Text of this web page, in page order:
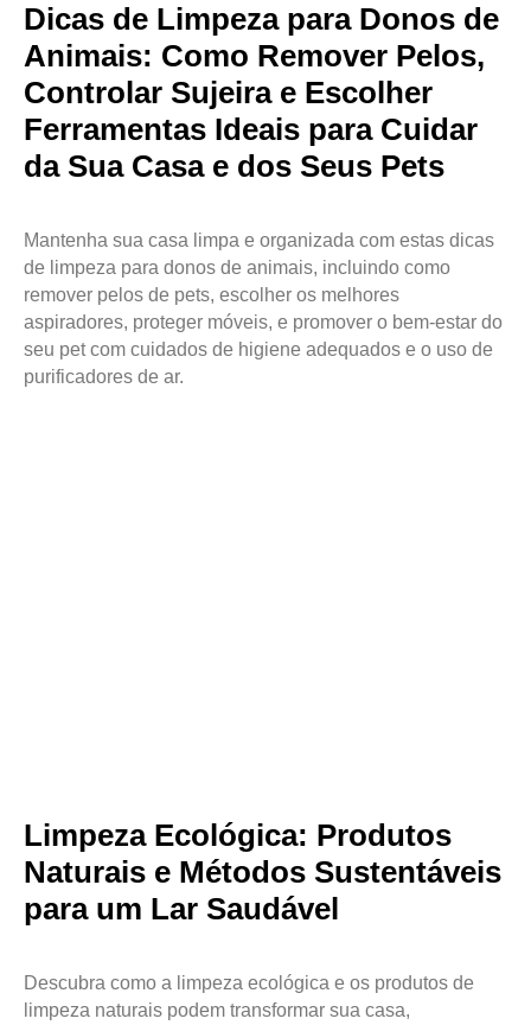
Dicas de Limpeza para Donos de
Animais: Como Remover Pelos,
Controlar Sujeira e Escolher
Ferramentas Ideais para Cuidar
da Sua Casa e dos Seus Pets
Mantenha sua casa limpa e organizada com estas dicas
de limpeza para donos de animais, incluindo como
remover pelos de pets, escolher os melhores
aspiradores, proteger móveis, e promover o bem-estar do
seu pet com cuidados de higiene adequados e o uso de
purificadores de ar.
Limpeza Ecológica: Produtos
Naturais e Métodos Sustentáveis
para um Lar Saudável
Descubra como a limpeza ecológica e os produtos de
limpeza naturais podem transformar sua casa,